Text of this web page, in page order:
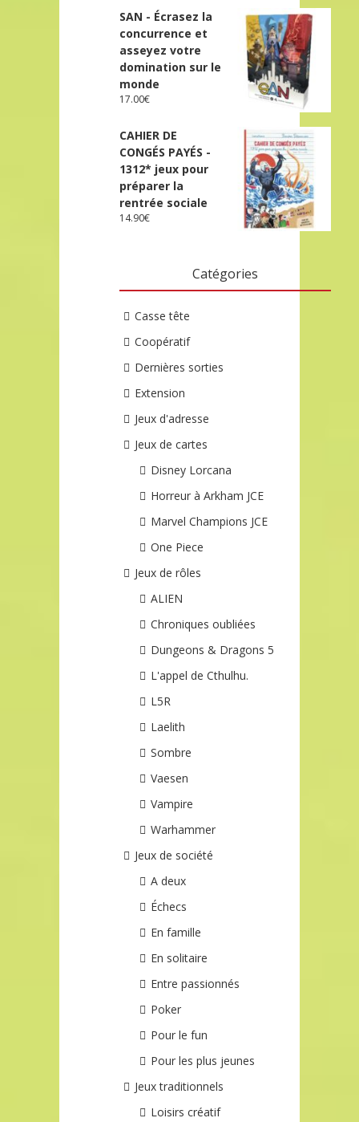
SAN - Écrasez la
concurrence et
asseyez votre
domination sur le
monde
17.00€
CAHIER DE
CONGÉS PAYÉS -
1312* jeux pour
préparer la
rentrée sociale
14.90€
Catégories
Casse tête
Coopératif
Dernières sorties
Extension
Jeux d'adresse
Jeux de cartes
Disney Lorcana
Horreur à Arkham JCE
Marvel Champions JCE
One Piece
Jeux de rôles
ALIEN
Chroniques oubliées
Dungeons & Dragons 5
L'appel de Cthulhu.
L5R
Laelith
Sombre
Vaesen
Vampire
Warhammer
Jeux de société
A deux
Échecs
En famille
En solitaire
Entre passionnés
Poker
Pour le fun
Pour les plus jeunes
Jeux traditionnels
Loisirs créatif